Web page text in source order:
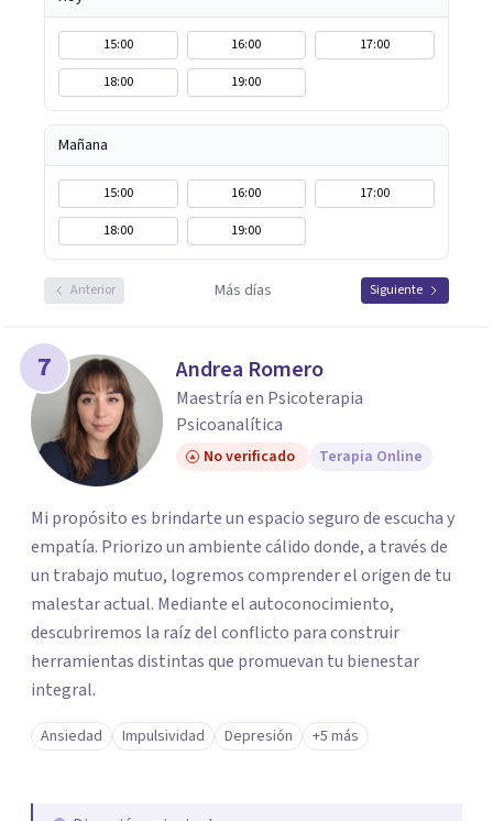
15:00 16:00
17:00
18:00
19:00
Mañana
15:00 16:00
17:00
18:00
19:00
Anterior Más días Siguiente
7 Andrea Romero
Maestría en Psicoterapia
Psicoanalítica
No verificado Terapia Online
Mi propósito es brindarte un espacio seguro de escucha y
empatía. Priorizo un ambiente cálido donde, a través de
un trabajo mutuo, logremos comprender el origen de tu
malestar actual. Mediante el autoconocimiento,
descubriremos la raíz del conflicto para construir
herramientas distintas que promuevan tu bienestar
integral.
Ansiedad Impulsividad Depresión +5 más